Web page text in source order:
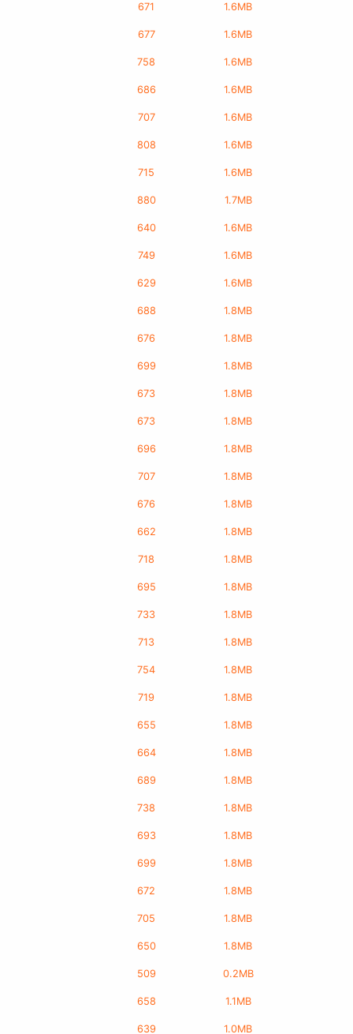
671 1.6MB
677 1.6MB
758 1.6MB
686 1.6MB
707 1.6MB
808 1.6MB
715 1.6MB
880 1.7MB
640 1.6MB
749 1.6MB
629 1.6MB
688 1.8MB
676 1.8MB
699 1.8MB
673 1.8MB
673 1.8MB
696 1.8MB
707 1.8MB
676 1.8MB
662 1.8MB
718 1.8MB
695 1.8MB
733 1.8MB
713 1.8MB
754 1.8MB
719 1.8MB
655 1.8MB
664 1.8MB
689 1.8MB
738 1.8MB
693 1.8MB
699 1.8MB
672 1.8MB
705 1.8MB
650 1.8MB
509 0.2MB
658 1.1MB
639 1.0MB